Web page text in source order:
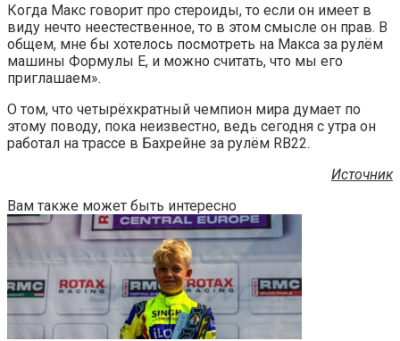
Когда Макс говорит про стероиды, то если он имеет в
виду нечто неестественное, то в этом смысле он прав. В
общем, мне бы хотелось посмотреть на Макса за рулём
машины Формулы E, и можно считать, что мы его
приглашаем».
О том, что четырёхкратный чемпион мира думает по
этому поводу, пока неизвестно, ведь сегодня с утра он
работал на трассе в Бахрейне за рулём RB22.
Источник
Вам также может быть интересно